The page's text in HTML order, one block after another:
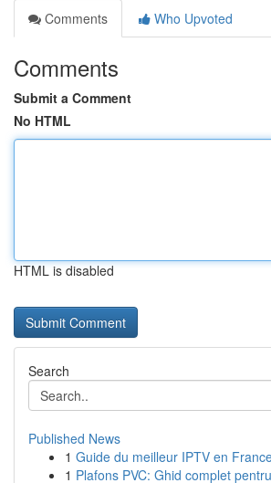
Comments
Who Upvoted
Comments
Submit a Comment
No HTML
HTML is disabled
Search
Published News
1 Guide du meilleur IPTV en
1 Plafons PVC: Ghid complet